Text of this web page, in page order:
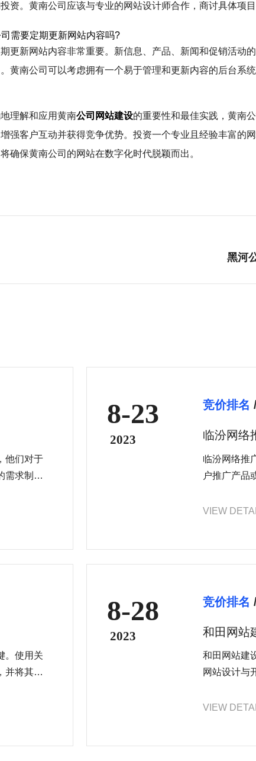
资。黄南公司应该与专业的网站设计师合作，商讨具体项目
需要定期更新网站内容吗?
更新网站内容非常重要。新信息、产品、新闻和促销活动
黄南公司可以考虑拥有一个易于管理和更新内容的后台系
理解和应用黄南公司网站建设的重要性和最佳实践，黄南
强客户互动并获得竞争优势。投资一个专业且经验丰富的
确保黄南公司的网站在数字化时代脱颖而出。
黑河
他们对于
需求制定
助您实
8-23
2023
竞价排名
临汾网络
临汾网络推
户推广产品
式，以增加
VIEW
。使用关
并将其巧
8-28
2023
竞价排名
和田网站
发服务
和田网站建
网站设计与
的需求。联
VIEW